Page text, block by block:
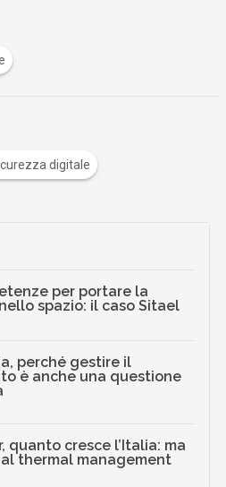
digitale
per portare la
spazio: il caso Sitael
perché gestire il
è anche una questione
quanto cresce l’Italia: ma
thermal management